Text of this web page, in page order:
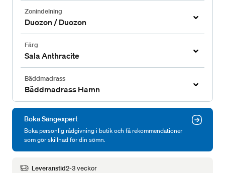
Zonindelning
Duozon / Duozon
Färg
Sala Anthracite
Bäddmadrass
Bäddmadrass Hamn
Boka Sängexpert
Boka personlig rådgivning i butik och få rekommendationer
som gör skillnad för din sömn.
Leveranstid2-3 veckor